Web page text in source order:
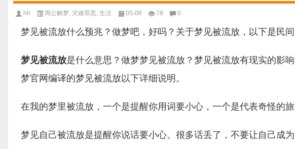
hh 周公解梦, 灾难罪恶, 生活 05-08 78 0
梦见被流放什么预兆？做梦吧，好吗？关于梦见被流放，以下是民
梦见被流放是什么意思？做梦梦见被流放？梦见被流放有现实的影
梦官网编译的梦见被流放以下详细说明。
在我的梦里被流放，一个是提醒你用词要小心，一个是代表奇怪的旅
梦见自己被流放是提醒你说话要小心。很多话丢了，不要让自己成为